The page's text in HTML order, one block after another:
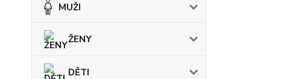
MUŽI
ŽENY
DĚTI